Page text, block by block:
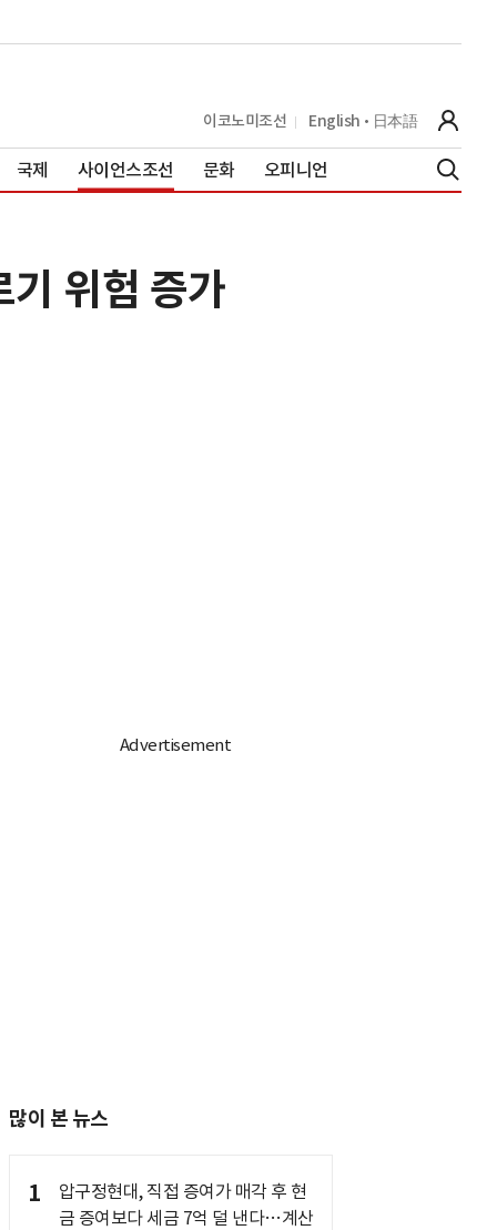
이코노미조선 English 日本語
국제 사이언스조선 문화 오피니언
위험 증가
많이 본 뉴스
1
압구정현대, 직접 증여가 매각 후 현
금 증여보다 세금 7억 덜 낸다…계산